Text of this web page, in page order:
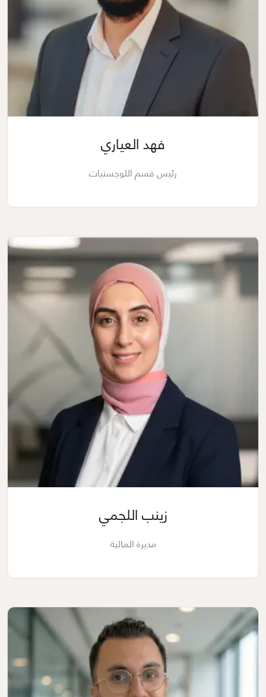
فهد العياري
رئيس قسم اللوجستيات
زينب اللجمي
مديرة المالية